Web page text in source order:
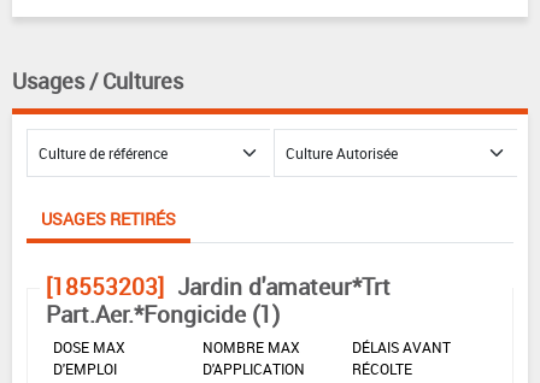
Usages / Cultures
USAGES RETIRÉS
[18553203] Jardin d'amateur*Trt
Part.Aer.*Fongicide (1)
DOSE MAX
D'EMPLOI
NOMBRE MAX
D'APPLICATION
DÉLAIS AVANT
RÉCOLTE